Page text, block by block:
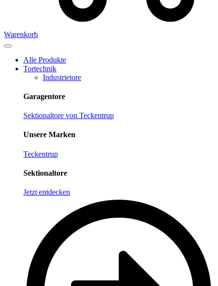
Warenkorb
Alle Produkte
Tortechnik
Industrietore
Garagentore
Sektionaltore von Teckentrup
Unsere Marken
Teckentrup
Sektionaltore
Jetzt entdecken